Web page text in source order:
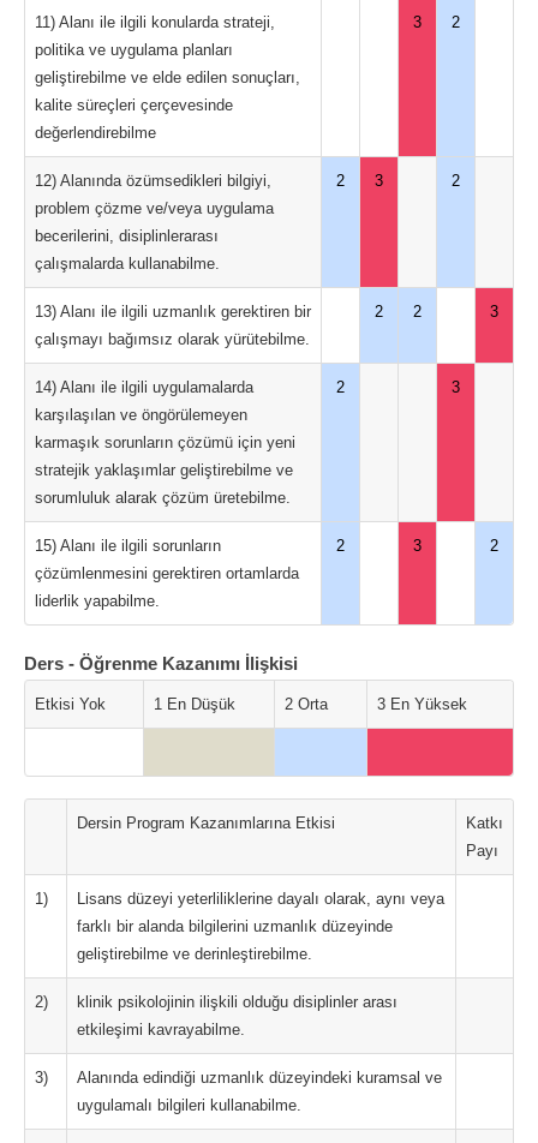
11) Alanı ile ilgili konularda strateji,
politika ve uygulama planları
geliştirebilme ve elde edilen sonuçları,
kalite süreçleri çerçevesinde
değerlendirebilme
3 2
12) Alanında özümsedikleri bilgiyi,
problem çözme ve/veya uygulama
becerilerini, disiplinlerarası
çalışmalarda kullanabilme.
2 3 2
13) Alanı ile ilgili uzmanlık gerektiren bir
çalışmayı bağımsız olarak yürütebilme.
2 2 3
14) Alanı ile ilgili uygulamalarda
karşılaşılan ve öngörülemeyen
karmaşık sorunların çözümü için yeni
stratejik yaklaşımlar geliştirebilme ve
sorumluluk alarak çözüm üretebilme.
2 3
15) Alanı ile ilgili sorunların
çözümlenmesini gerektiren ortamlarda
liderlik yapabilme.
2 3 2
Ders - Öğrenme Kazanımı İlişkisi
Etkisi Yok 1 En Düşük 2 Orta 3 En Yüksek
Dersin Program Kazanımlarına Etkisi
Katkı
Payı
1)
Lisans düzeyi yeterliliklerine dayalı olarak, aynı veya
farklı bir alanda bilgilerini uzmanlık düzeyinde
geliştirebilme ve derinleştirebilme.
2)
klinik psikolojinin ilişkili olduğu disiplinler arası
etkileşimi kavrayabilme.
3)
Alanında edindiği uzmanlık düzeyindeki kuramsal ve
uygulamalı bilgileri kullanabilme.